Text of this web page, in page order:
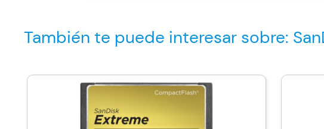
También te puede interesar sobre: